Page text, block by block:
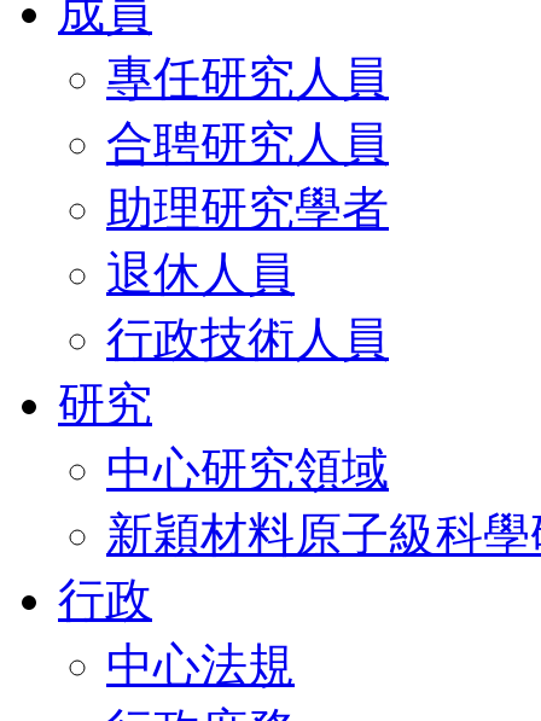
成員
專任研究人員
合聘研究人員
助理研究學者
退休人員
行政技術人員
研究
中心研究領域
新穎材料原子級科
行政
中心法規